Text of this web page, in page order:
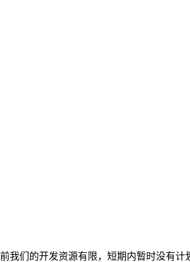
我们的开发资源有限，短期内暂时没有计